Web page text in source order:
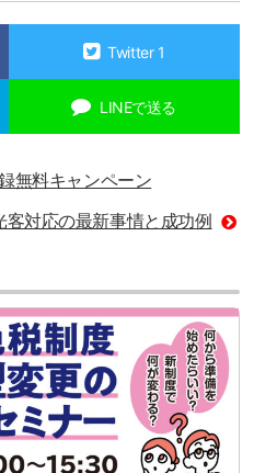
Twitter 1
LINEで送る
無料キャンペーン
客対応の最新事情と成功例